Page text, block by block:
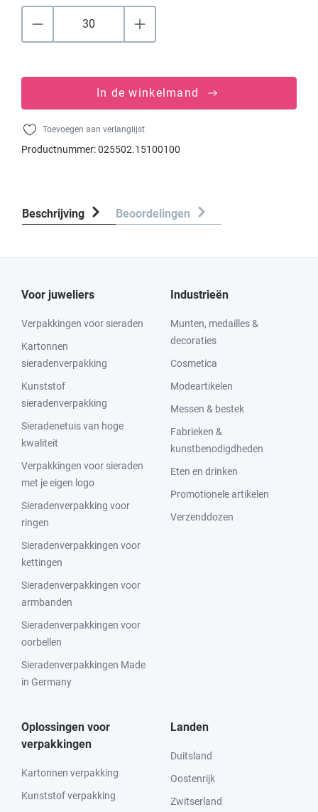
In de winkelmand
Toevoegen aan verlanglijst
Productnummer:025502.15100100
Beschrijving Beoordelingen
Voor juweliers
Verpakkingen voor sieraden
Kartonnen
sieradenverpakking
Kunststof
sieradenverpakking
Sieradenetuis van hoge
kwaliteit
Verpakkingen voor sieraden
met je eigen logo
Sieradenverpakking voor
ringen
Sieradenverpakkingen voor
kettingen
Sieradenverpakkingen voor
armbanden
Sieradenverpakkingen voor
oorbellen
Sieradenverpakkingen Made
in Germany
Industrieën
Munten, medailles &
decoraties
Cosmetica
Modeartikelen
Messen & bestek
Fabrieken &
kunstbenodigdheden
Eten en drinken
Promotionele artikelen
Verzenddozen
Oplossingen voor
verpakkingen
Kartonnen verpakking
Kunststof verpakking
Landen
Duitsland
Oostenrijk
Zwitserland